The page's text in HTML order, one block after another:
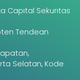
Capital Sekuritas
Tendean
Selatan, Kode